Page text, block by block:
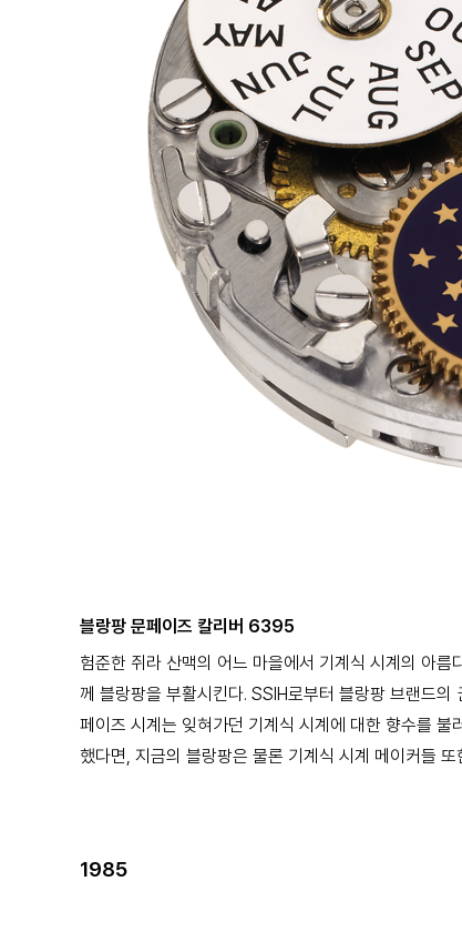
블랑팡 문페이즈 칼리버 6395
험준한 쥐라 산맥의 어느 마을에서 기계식 시계의 아름
께 블랑팡을 부활시킨다. SSIH로부터 블랑팡 브랜드의
페이즈 시계는 잊혀가던 기계식 시계에 대한 향수를 불
했다면, 지금의 블랑팡은 물론 기계식 시계 메이커들 또
1985